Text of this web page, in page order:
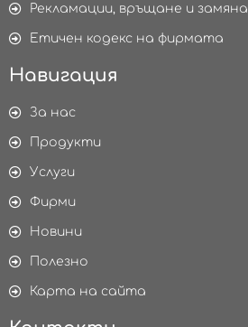
Рекламации, връщане и замяна
Етичен кодекс на фирмата
Навигация
За нас
Продукти
Услуги
Фирми
Новини
Полезно
Карта на сайта